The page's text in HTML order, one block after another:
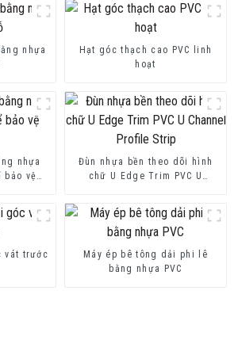
nhựa
Hạt góc thạch cao PVC linh
hoạt
nhựa
bảo vệ
Đùn nhựa bền theo dõi hình
chữ U Edge Trim PVC U
vát trước
Máy ép bê tông dải phi lê
bằng nhựa PVC